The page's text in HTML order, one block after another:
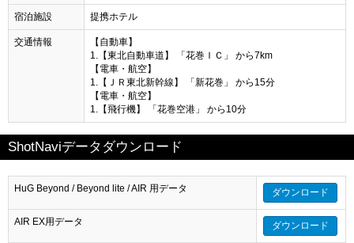
宿泊施設 提携ホテル
交通情報
【自動車】
1.【東北自動車道】 「花巻ＩＣ」 から7km
【電車・航空】
1.【ＪＲ東北新幹線】 「新花巻」 から15分
【電車・航空】
1.【飛行機】 「花巻空港」 から10分
ShotNaviデータダウンロード
HuG Beyond / Beyond lite / AIR 用データ ダウンロード
AIR EX用データ ダウンロード